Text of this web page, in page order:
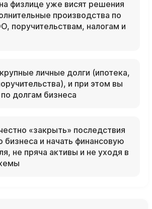
физлице уже висят решения
производства по
поручительствам, налогам и
личные долги (ипотека,
и при этом вы
долгам бизнеса
«закрыть» последствия
бизнеса и начать финансовую
не пряча активы и не уходя в